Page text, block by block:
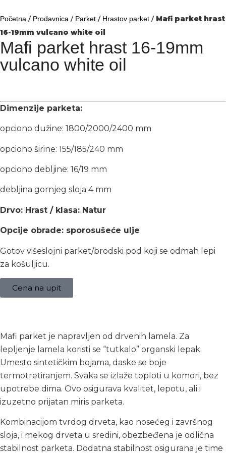
Početna / Prodavnica / Parket / Hrastov parket / Mafi parket hrast
16-19mm vulcano white oil
Mafi parket hrast 16-19mm
vulcano white oil
Dimenzije parketa:
opciono dužine: 1800/2000/2400 mm
opciono širine: 155/185/240 mm
opciono debljine: 16/19 mm
debljina gornjeg sloja 4 mm
Drvo: Hrast / klasa: Natur
Opcije obrade: sporosušeće ulje
Gotov višeslojni parket/brodski pod koji se odmah lepi
za košuljicu.
Cena na upit
Mafi parket je napravljen od drvenih lamela. Za
lepljenje lamela koristi se “tutkalo” organski lepak.
Umesto sintetičkim bojama, daske se boje
termotretiranjem. Svaka se izlaže toploti u komori, bez
upotrebe dima. Ovo osigurava kvalitet, lepotu, ali i
izuzetno prijatan miris parketa.
Kombinacijom tvrdog drveta, kao nosećeg i završnog
sloja, i mekog drveta u sredini, obezbeđena je odlična
stabilnost parketa. Dodatna stabilnost osigurana je time